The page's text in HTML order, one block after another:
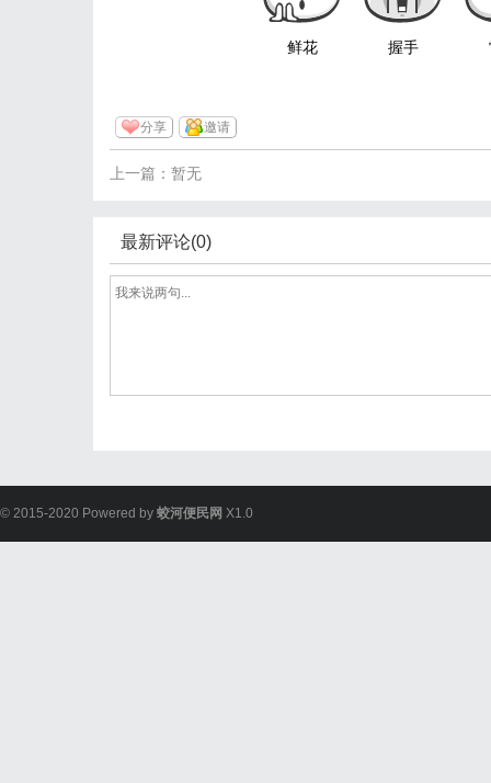
鲜花 握手
分享 邀请
上一篇：暂无
最新评论(0)
© 2015-2020 Powered by 蛟河便民网 X1.0